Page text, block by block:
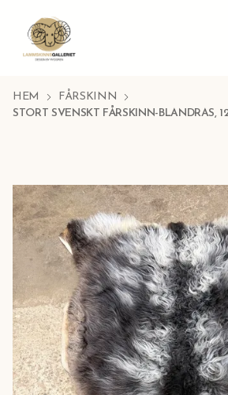
HEM
FÅRSKINN
STORT SVENSKT FÅRSKINN-BLANDRAS,